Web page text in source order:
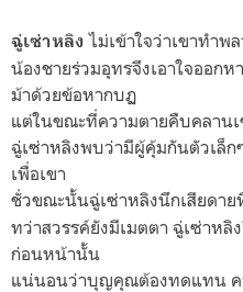
ฉู่เซ่าหลิง ไม่เข้าใจว่าเขาทำพ
น้องชายร่วมอุทรจึงเอาใจออก
ม้าด้วยข้อหากบฏ
แต่ในขณะที่ความตายคืบคลานเ
ฉู่เซ่าหลิงพบว่ามีผู้คุ้มกันตัวเล็ก
เพื่อเขา
ชั่วขณะนั้นฉู่เซ่าหลิงนึกเสียดาย
ทว่าสวรรค์ยังมีเมตตา ฉู่เซ่าห
ก่อนหน้านั้น
แน่นอนว่าบุญคุณต้องทดแทน ค